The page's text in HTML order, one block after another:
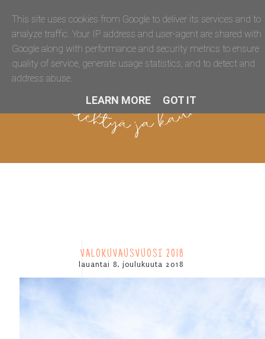
VALOKUVAUSVUOSI 2018
lauantai 8. joulukuuta 2018
This site uses cookies from Google to deliver its services and to
analyze traffic. Your IP address and user-agent are shared with
Google along with performance and security metrics to ensure
quality of service, generate usage statistics, and to detect and
address abuse.
LEARN MORE GOT IT